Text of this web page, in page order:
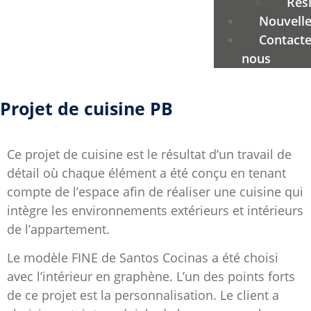
nous
Projet de cuisine PB
Ce projet de cuisine est le résultat d’un travail de
détail où chaque élément a été conçu en tenant
compte de l’espace afin de réaliser une cuisine qui
intègre les environnements extérieurs et intérieurs
de l’appartement.
Le modèle FINE de Santos Cocinas a été choisi
avec l’intérieur en graphène. L’un des points forts
de ce projet est la personnalisation. Le client a